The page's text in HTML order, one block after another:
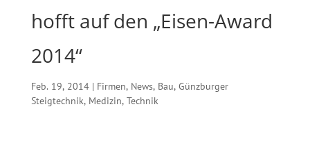
hofft auf den „Eisen-Award
2014“
Feb. 19, 2014| Firmen, News, Bau, Günzburger
Steigtechnik, Medizin, Technik